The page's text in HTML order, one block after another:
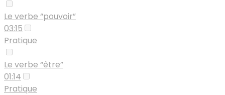
Le verbe “pouvoir”
03:15
Pratique
Le verbe “être”
01:14
Pratique